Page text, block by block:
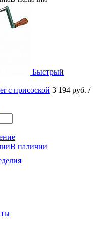
Быстрый
с присоской 3 194 руб. /
В наличии